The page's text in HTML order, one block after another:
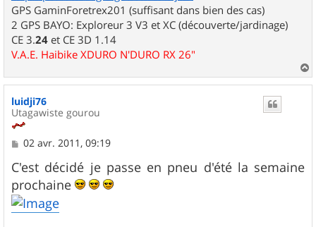
GPS GaminForetrex201 (suffisant dans bien des cas)
2 GPS BAYO: Exploreur 3 V3 et XC (découverte/jardinage)
CE 3.24 et CE 3D 1.14
V.A.E. Haibike XDURO N'DURO RX 26"
a
luidji76
Utagawiste gourou
M
s
s
a
g
e
02 avr. 2011, 09:19
C'est décidé je passe en pneu d'été la semaine
prochaine